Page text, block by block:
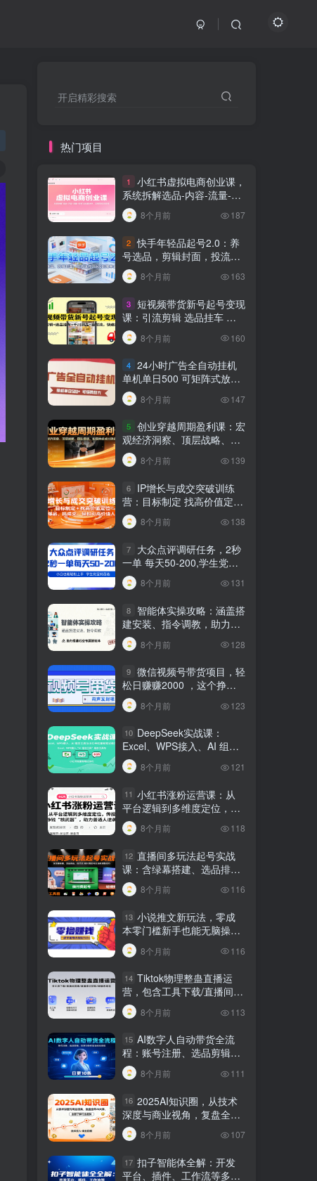
开启精彩搜索
热门项目
1
小红书虚拟电商创业课，
系统拆解选品-内容-流量-变
现，实现零成本变现
8个月前 187
2 快手年轻品起号2.0：养
号选品，剪辑封面，投流技
巧，从0到爆单全流程
8个月前 163
3 短视频带货新号起号变现
课：引流剪辑 选品挂车 千
川测品 自然流，快速起量
8个月前 160
4 24小时广告全自动挂机
单机单日500 可矩阵式放大
无需人工看守 新手小白轻松
玩转8个月前 147
5 创业穿越周期盈利课：宏
观经济洞察、顶层战略、团
队搭建，实现持续成长稳定
变现8个月前 139
6
IP增长与成交突破训练
营：目标制定 找高价值定
位，做爆品、搞成交，轻松
引高价值人脉
8个月前 138
7
大众点评调研任务，2秒
一单 每天50-200,学生党宝
妈首选
8个月前 131
8
智能体实操攻略：涵盖搭
建安装、指令调教，助力搭
建行业专属智能体
8个月前 128
9 微信视频号带货项目，轻
松日赚赚2000 ，这个挣钱
入口很多伙伴都在闷声发财
8个月前 123
10 DeepSeek实战课：
Excel、WPS接入、AI 组合
工具与小红书批量做笔记技
巧
8个月前 121
11 小红书涨粉运营课：从
平台逻辑到多维度定位，传
授挣钱 “核武器”，助力普通
人逆袭8个月前 118
12 直播间多玩法起号实战
课：含绿幕搭建、选品排
品，自然流/微付费起号及违
规调整技巧
8个月前 116
13 小说推文新玩法，零成
本零门槛新手也能无脑操
作，轻松月收入5000
8个月前 116
14 Tiktok物理整蛊直播运
营，包含工具下载/直播间搭
建/直播素材获取/跟播思路
等
8个月前 113
15 AI数字人自动带货全流
程：账号注册、选品剪辑，
日更10条作品自动化变现
8个月前 111
16 2025AI知识圈，从技术
深度与商业视角，复盘全年
AI大事，全面了解行业趋势
8个月前 107
17 扣子智能体全解：开发
平台、插件、工作流等多方